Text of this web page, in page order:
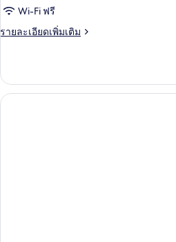
Wi-Fi ฟรี
รายละเอียดเพิ่มเติม
ราย
เกี่ยว
กับ
ห้อง